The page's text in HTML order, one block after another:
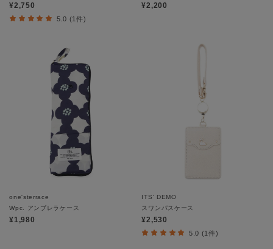
¥2,750
5.0 (1件)
¥2,200
one'sterrace
Wpc. アンブレラケース
¥1,980
ITS' DEMO
スワンパスケース
¥2,530
5.0 (1件)